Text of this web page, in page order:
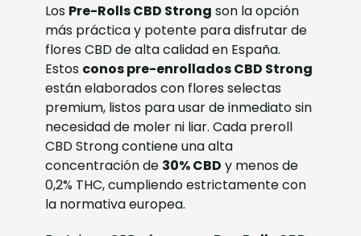
Los Pre-Rolls CBD Strong son la opción
más práctica y potente para disfrutar de
flores CBD de alta calidad en España.
Estos conos pre-enrollados CBD Strong
están elaborados con flores selectas
premium, listos para usar de inmediato sin
necesidad de moler ni liar. Cada preroll
CBD Strong contiene una alta
concentración de 30% CBD y menos de
0,2% THC, cumpliendo estrictamente con
la normativa europea.